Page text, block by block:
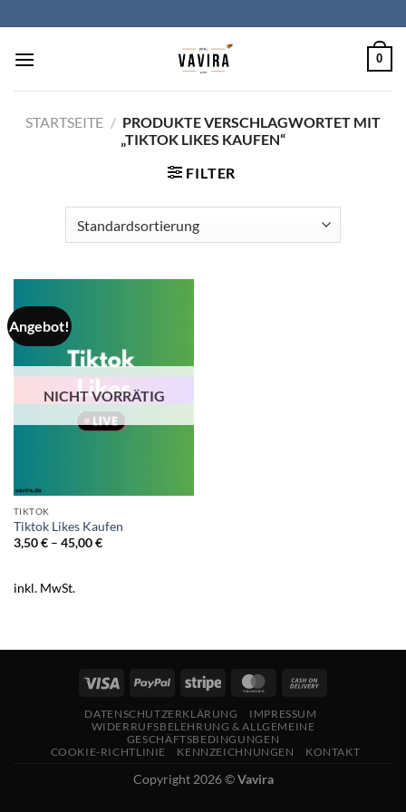
Inhalt
springen
0
STARTSEITE / PRODUKTE VERSCHLAGWORTET MIT
„TIKTOK LIKES KAUFEN“
FILTER
Angebot!
NICHT VORRÄTIG
TIKTOK
Tiktok Likes Kaufen
3,50€– 45,00€
inkl. MwSt.
DATENSCHUTZERKLÄRUNG
IMPRESSUM
WIDERRUFSBELEHRUNG & ALLGEMEINE
GESCHÄFTSBEDINGUNGEN
COOKIE-RICHTLINIE
KENNZEICHNUNGEN KONTAKT
Copyright 2026 ©Vavira